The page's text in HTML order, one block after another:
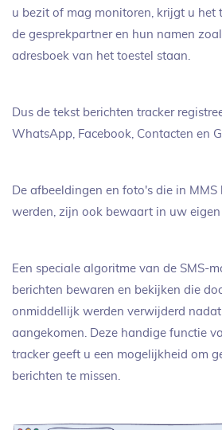
u bezit of mag monitoren, krijgt u het
de gesprekpartner en hun namen
adresboek van het toestel staan.
Dus de tekst berichten tracker
WhatsApp, Facebook, Contacten en
De afbeeldingen en foto's die in MMS
werden, zijn ook bewaart in uw eigen
Een speciale algoritme van de SMS-
berichten bewaren en bekijken die
onmiddellijk werden verwijderd
aangekomen. Deze handige functie
tracker geeft u een mogelijkheid om
berichten te missen.